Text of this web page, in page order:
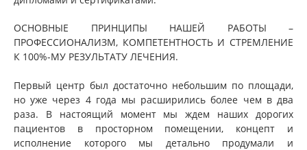
ОСНОВНЫЕ ПРИНЦИПЫ НАШЕЙ РАБОТЫ –
ПРОФЕССИОНАЛИЗМ, КОМПЕТЕНТНОСТЬ И СТРЕМЛЕНИЕ
К 100%-МУ РЕЗУЛЬТАТУ ЛЕЧЕНИЯ.
Первый центр был достаточно небольшим по площади,
но уже через 4 года мы расширились более чем в два
раза. В настоящий момент мы ждем наших дорогих
пациентов в просторном помещении, концепт и
исполнение которого мы детально продумали и